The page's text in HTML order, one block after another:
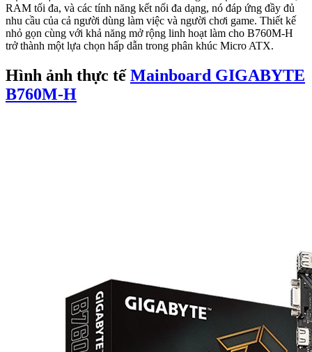
RAM tối đa, và các tính năng kết nối đa dạng, nó đáp ứng đầy đủ
nhu cầu của cả người dùng làm việc và người chơi game. Thiết kế
nhỏ gọn cùng với khả năng mở rộng linh hoạt làm cho B760M-H
trở thành một lựa chọn hấp dẫn trong phân khúc Micro ATX.
Hình ảnh thực tếMainboard GIGABYTE
B760M-H